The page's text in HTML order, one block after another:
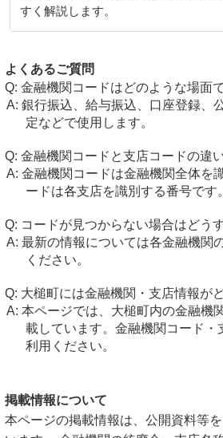
すく解説します。
よくあるご質問
金融機関コードはどのような場面
銀行振込、給与振込、口座登録、
定などで使用します。
金融機関コードと支店コードの違
金融機関コードは金融機関全体を
ードは各支店を識別する番号です。
コードが見つからない場合はどう
最新の情報については各金融機関
ください。
大槌町には金融機関・支店情報が
本ページでは、大槌町内の金融機
載しています。金融機関コード・
利用ください。
掲載情報について
本ページの掲載情報は、公開資料等